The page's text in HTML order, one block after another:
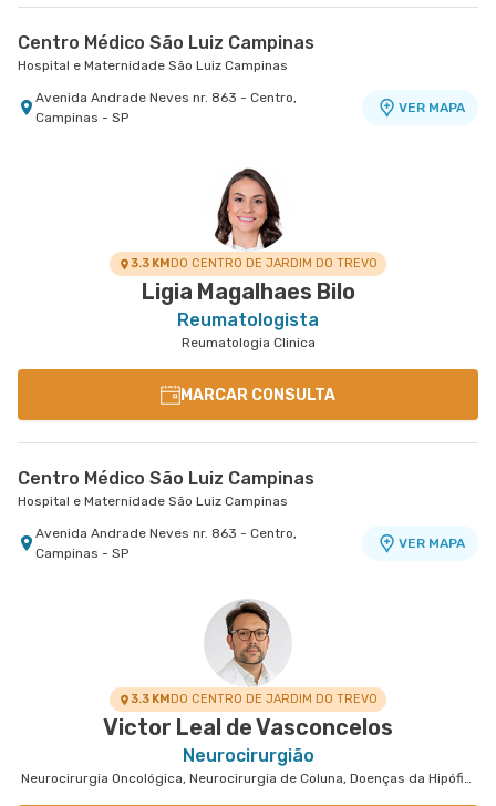
Centro Médico São Luiz Campinas
Hospital e Maternidade São Luiz Campinas
Avenida Andrade Neves nr. 863 - Centro,
Campinas - SP
VER MAPA
3.3 KMDO CENTRO DE JARDIM DO TREVO
Ligia Magalhaes Bilo
Reumatologista
Reumatologia Clinica
MARCAR CONSULTA
Centro Médico São Luiz Campinas
Hospital e Maternidade São Luiz Campinas
Avenida Andrade Neves nr. 863 - Centro,
Campinas - SP
VER MAPA
3.3 KMDO CENTRO DE JARDIM DO TREVO
Victor Leal de Vasconcelos
Neurocirurgião
Neurocirurgia Oncológica, Neurocirurgia de Coluna, Doenças da Hipófise